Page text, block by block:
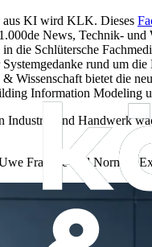
aus KI wird KLK. Dieses
News, Technik-
die Schlütersche
rund um
Wissenschaft bietet die
Information Modeling
Industrie und Handwerk
Franzke und Normen-